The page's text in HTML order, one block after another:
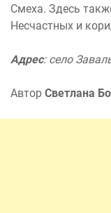
Смеха. Здесь
Несчастных и
Адрес: село
Автор Светлана